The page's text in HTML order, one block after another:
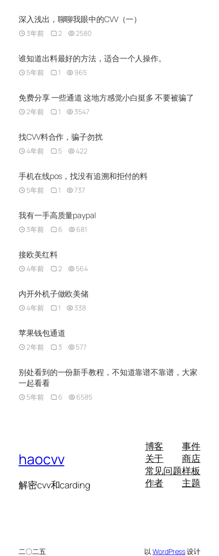
深入浅出，聊聊我眼中的CVV（一）
3年前 2 2580
谁知道出料最好的方法，适合一个人操作。
5年前 1 965
免费分享 一些通道 这地方感觉小白挺多 不要被骗了
2年前 1 3547
找CVV料合作，骗子勿扰
4年前 5 422
手机在线pos，找没有追溯和拒付的料
5年前 1 737
我有一手高质量paypal
3年前 6 681
接欧美红料
4年前 2 564
内开外机子做欧美储
4年前 1 338
苹果钱包通道
2年前 3 577
别处看到的一份新手教程，不知道靠谱不靠谱，大家
一起看看
5年前 6 6585
haocvv
解密cvv和carding
博客
关于
常见问题
作者
事件
商店
样板
主题
二〇二五 以WordPress设计